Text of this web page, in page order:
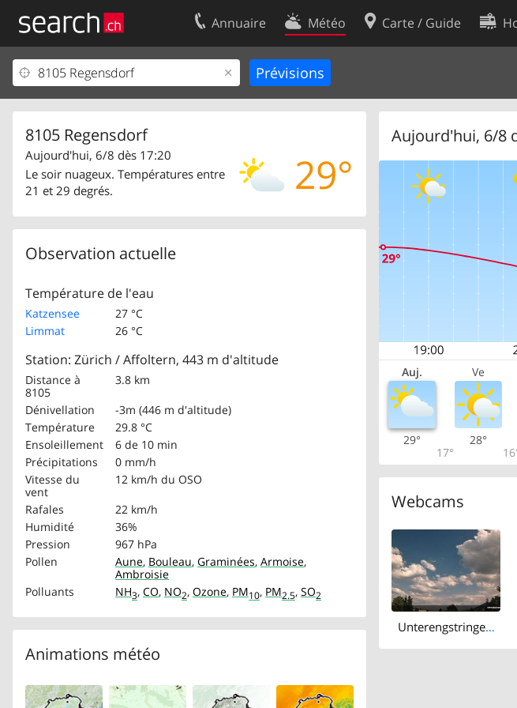
Annuaire Météo Carte / Guide
8105 Regensdorf
29°
Aujourd'hui, 6/8 dès 17:20
Le soir nuageux. Températures entre
21 et 29 degrés.
Observation actuelle
Température de l'eau
Katzensee
27 °C
Limmat
26 °C
Station: Zürich / Affoltern, 443 m d'altitude
Distance à
8105
3.8 km
Dénivellation
-3m (446 m d'altitude)
Température
29.8 °C
Ensoleillement
6 de 10 min
Précipitations
0 mm/h
Vitesse du
vent
12 km/h du OSO
Rafales
22 km/h
Humidité
36%
Pression
967 hPa
Pollen
Aune, Bouleau, Graminées, Armoise,
Ambroisie
Polluants
NH3, CO, NO2, Ozone, PM10, PM2.5, SO2
Animations météo
Aujourd'hui, 6/8
Auj. Ve
29°
17°
28°
Webcams
Unterengstringen › West
Votre inscription
Centre clients
Contact
Conditions d’utilisation